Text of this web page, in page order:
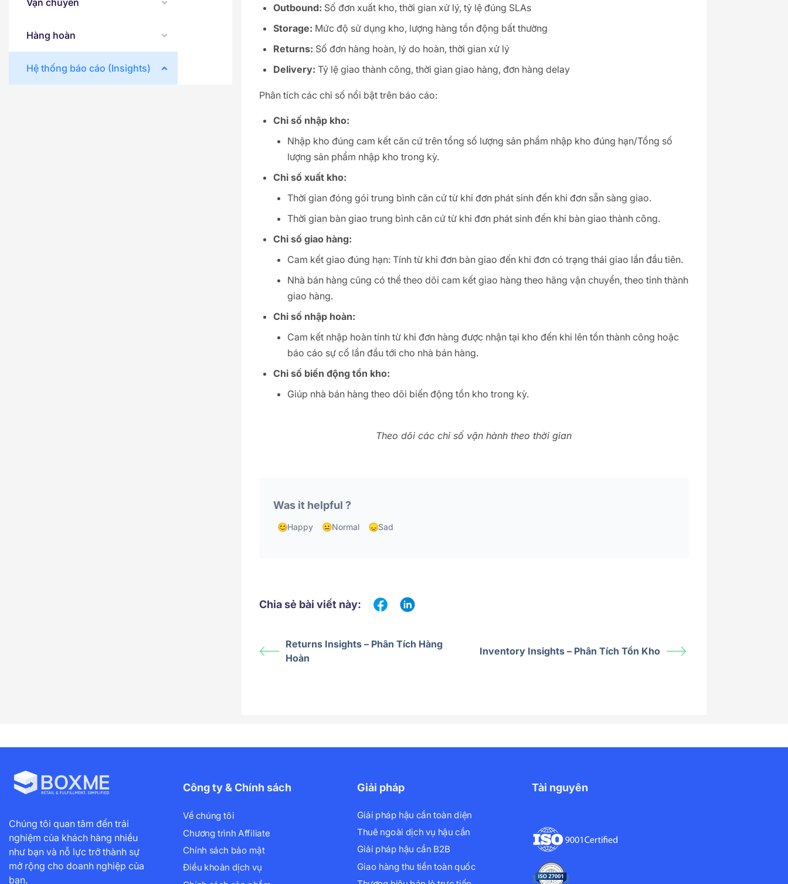
Vận chuyển
Hàng hoàn
Hệ thống báo cáo (Insights)
Outbound: Số đơn xuất kho, thời gian xử lý, tỷ lệ đúng SLAs
Storage: Mức độ sử dụng kho, lượng hàng tồn động bất thường
Returns: Số đơn hàng hoàn, lý do hoàn, thời gian xử lý
Delivery: Tỷ lệ giao thành công, thời gian giao hàng, đơn hàng delay
Phân tích các chỉ số nổi bật trên báo cáo:
Chỉ số nhập kho:
Nhập kho đúng cam kết căn cứ trên tổng số lượng sản phẩm nhập kho đúng hạn/Tổng số
lượng sản phẩm nhập kho trong kỳ.
Chỉ số xuất kho:
Thời gian đóng gói trung bình căn cứ từ khi đơn phát sinh đến khi đơn sẵn sàng giao.
Thời gian bàn giao trung bình căn cứ từ khi đơn phát sinh đến khi bàn giao thành công.
Chỉ số giao hàng:
Cam kết giao đúng hạn: Tính từ khi đơn bàn giao đến khi đơn có trạng thái giao lần đầu tiên.
Nhà bán hàng cũng có thể theo dõi cam kết giao hàng theo hãng vận chuyển, theo tỉnh thành
giao hàng.
Chỉ số nhập hoàn:
Cam kết nhập hoàn tính từ khi đơn hàng được nhận tại kho đến khi lên tồn thành công hoặc
báo cáo sự cố lần đầu tới cho nhà bán hàng.
Chỉ số biến động tồn kho:
Giúp nhà bán hàng theo dõi biến động tồn kho trong kỳ.
Theo dõi các chỉ số vận hành theo thời gian
Was it helpful ?
Happy Normal Sad
Chia sẻ bài viết này:
Returns Insights – Phân Tích Hàng
Hoàn
Inventory Insights – Phân Tích Tồn Kho
Chúng tôi quan tâm đến trải
nghiệm của khách hàng nhiều
như bạn và nỗ lực trở thành sự
mở rộng cho doanh nghiệp của
bạn.
Công ty & Chính sách
Về chúng tôi
Chương trình Affiliate
Chính sách bảo mật
Điều khoản dịch vụ
Giải pháp
Giải pháp hậu cần toàn diện
Thuê ngoài dịch vụ hậu cần
Giải pháp hậu cần B2B
Giao hàng thu tiền toàn quốc
Tài nguyên